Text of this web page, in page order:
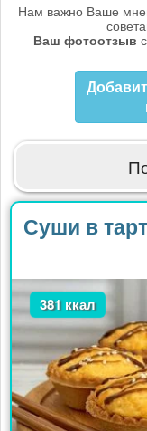
Нам важно Ваше
Ваш фотоотзыв
Суши в
381 ккал